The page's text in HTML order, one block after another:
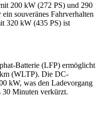
200 kW (272 PS) und 290
souveränes Fahrverhalten
320 kW (435 PS) ist
Batterie (LFP) ermöglicht
(WLTP). Die DC-
kW, was den Ladevorgang
30 Minuten verkürzt.